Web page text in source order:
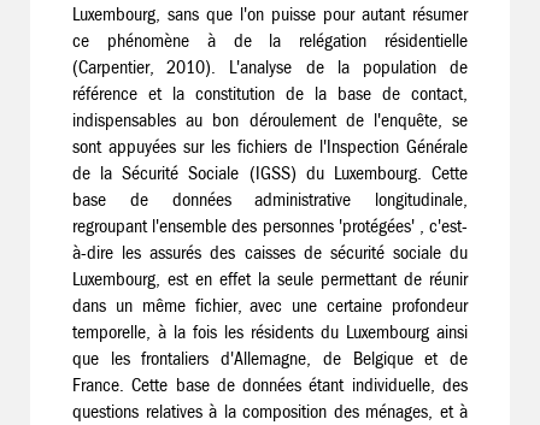
Luxembourg, sans que l'on puisse pour autant résumer
ce phénomène à de la relégation résidentielle
(Carpentier, 2010). L'analyse de la population de
référence et la constitution de la base de contact,
indispensables au bon déroulement de l'enquête, se
sont appuyées sur les fichiers de l'Inspection Générale
de la Sécurité Sociale (IGSS) du Luxembourg. Cette
base de données administrative longitudinale,
regroupant l'ensemble des personnes 'protégées' , c'est-
à-dire les assurés des caisses de sécurité sociale du
Luxembourg, est en effet la seule permettant de réunir
dans un même fichier, avec une certaine profondeur
temporelle, à la fois les résidents du Luxembourg ainsi
que les frontaliers d'Allemagne, de Belgique et de
France. Cette base de données étant individuelle, des
questions relatives à la composition des ménages, et à